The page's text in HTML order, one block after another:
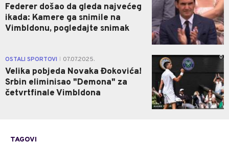
Federer došao da gleda najvećeg
ikada: Kamere ga snimile na
Vimbldonu, pogledajte snimak
OSTALI SPORTOVI 07.07.2025.
Velika pobjeda Novaka Đokovića!
Srbin eliminisao "Demona" za
četvrtfinale Vimbldona
0
TAGOVI